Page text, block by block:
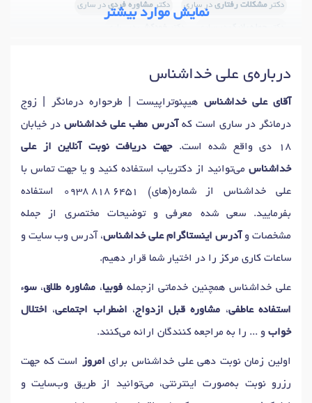
دکترمشکلات رفتاری در ساری دکترمشاوره فردی در ساری
دکترهیپنوتیزم در ساری
نمایش موارد بیشتر
درباره‌ی علی خداشناس
آقای علی خداشناس هیپنوتراپیست | طرحواره درمانگر | زوج‌
درمانگر در ساری است که آدرس مطب علی خداشناسدر خیابان
18 دی واقع شده است.
جهت دریافت نوبت آنلاین از علی
خداشناس می‌توانید از دکتریاب استفاده کنید و یا جهت تماس با
علی خداشناس از شماره(های)
0938 818 6451
استفاده
بفرمایید. سعی شده معرفی و توضیحات مختصری از جمله
مشخصات و آدرس اینستاگرام علی خداشناس، آدرس وب سایت و
ساعات کاری مرکز را در اختیار شما قرار دهیم.
علی خداشناس همچنین خدماتی ازجملهفوبیا،مشاوره طلاق،سوء
استفاده عاطفی، مشاوره قبل ازدواج، اضطراب اجتماعی، اختلال
خواب و ... را به مراجعه کنندگان ارائه می‌کنند.
اولین زمان نوبت دهی علی خداشناس برای امروز
است که جهت
رزرو نوبت به‌صورت اینترنتی، می‌توانید از طریق وب‌سایت و